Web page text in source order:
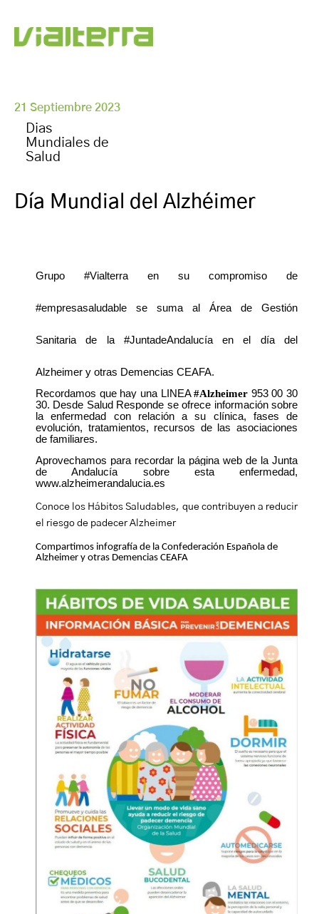
Dias
Mundiales de
Salud
21 Septiembre 2023
Día Mundial del Alzhéimer
Grupo #Vialterra en su compromiso de
#empresasaludable se suma al Área de Gestión
Sanitaria de la #JuntadeAndalucía en el día del
Alzheimer y otras Demencias CEAFA.
Recordamos que hay una LINEA#Alzheimer 953 00 30
30. Desde Salud Responde se ofrece información sobre
la enfermedad con relación a su clínica, fases de
evolución, tratamientos, recursos de las asociaciones
de familiares.
Aprovechamos para recordar la página web de la Junta
de Andalucía sobre esta enfermedad,
www.alzheimerandalucia.es
Conoce los Hábitos Saludables, que contribuyen a reducir
el riesgo de padecer Alzheimer
Compartimos infografía de la Confederación Española de
Alzheimer y otras Demencias CEAFA